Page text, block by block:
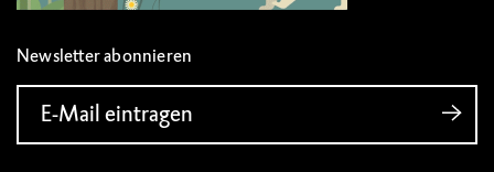
Newsletter abonnieren
E-Mail eintragen